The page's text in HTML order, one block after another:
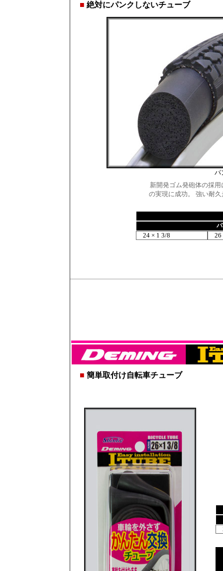
■ 絶対にパンクしないチューブ
パ
新開発ゴム発砲体の採
の実現に成功。 強い耐
24 × 1 3/8 26
■ 簡単取付け自転車チューブ